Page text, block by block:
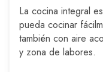
La cocina integral
pueda cocinar
también con aire
y zona de labores.